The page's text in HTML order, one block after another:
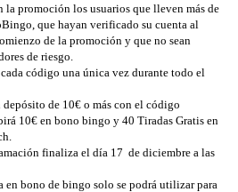
la promoción los usuarios que lleven más de
que hayan verificado su cuenta al
de la promoción y que no sean
de riesgo.
código una única vez durante todo el
de 10€ o más con el código
10€ en bono bingo y 40 Tiradas Gratis en
finaliza el día 17 de diciembre a las
bono de bingo solo se podrá utilizar ​​para